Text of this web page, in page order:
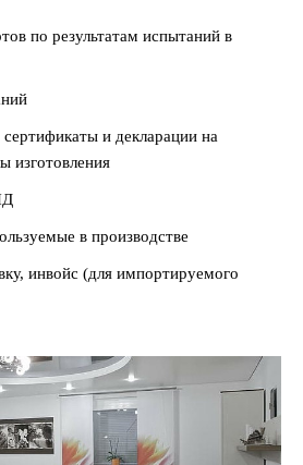
по результатам испытаний в
и декларации на
изготовления
в производстве
инвойс (для импортируемого